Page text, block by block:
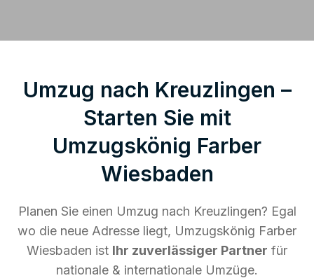
Umzug nach Kreuzlingen –
Starten Sie mit
Umzugskönig Farber
Wiesbaden
Planen Sie einen Umzug nach Kreuzlingen? Egal
wo die neue Adresse liegt, Umzugskönig Farber
Wiesbaden ist Ihr zuverlässiger Partner für
nationale & internationale Umzüge.